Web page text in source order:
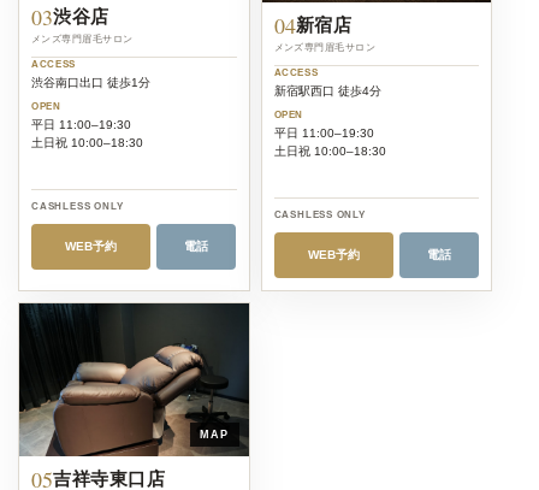
03渋谷店
メンズ専門眉毛サロン
ACCESS
渋谷南口出口 徒歩1分
OPEN
平日 11:00–19:30
土日祝 10:00–18:30
CASHLESS ONLY
WEB予約 電話
04新宿店
メンズ専門眉毛サロン
ACCESS
新宿駅西口 徒歩4分
OPEN
平日 11:00–19:30
土日祝 10:00–18:30
CASHLESS ONLY
WEB予約 電話
MAP
05吉祥寺東口店